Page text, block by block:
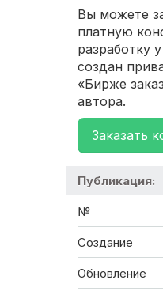
Вы можете
платную
разработку
создан
«Бирже
автора.
Заказать
Публикация:
№
Создание
Обновление